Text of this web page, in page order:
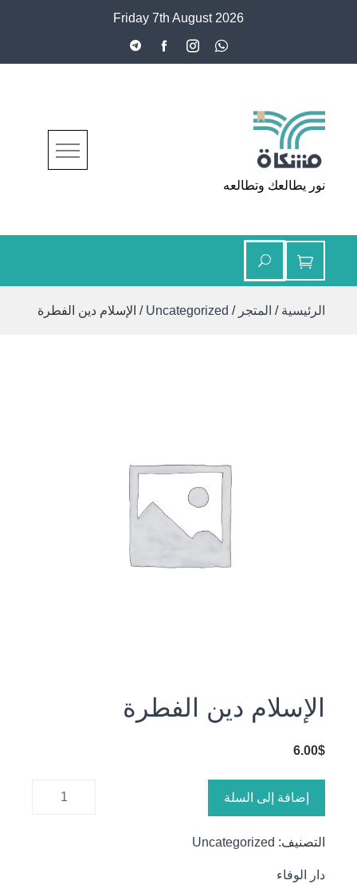
Friday 7th August 2026
مشكاة
نور يطالعك وتطالعه
الرئيسية / المتجر /
Uncategorized / الإسلام دين الفطرة
الإسلام دين الفطرة
6.00$
إضافة إلى السلة
التصنيف: Uncategorized
دار الوفاء